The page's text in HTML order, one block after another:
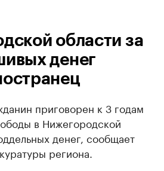
области за
денег
приговорен к 3 годам
в Нижегородской
денег, сообщает
региона.